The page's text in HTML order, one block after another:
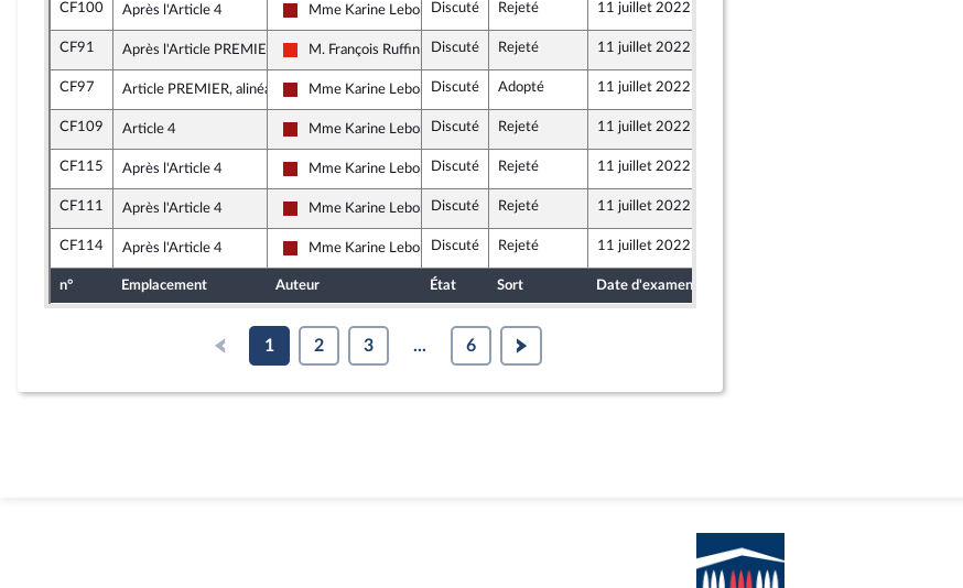
CF100 Après l'Article 4
Gauche démocrate et républicaine - NUPES
Mme Karine Lebon Discuté Rejeté 11 juillet 2022
CF91 Après l'Article PREMIER
La France insoumise - Nouvelle Union Populaire écologique et sociale
M. François Ruffin Discuté Rejeté 11 juillet 2022
CF97 Article PREMIER, alinéa 9
Gauche démocrate et républicaine - NUPES
Mme Karine Lebon Discuté Adopté 11 juillet 2022
CF109 Article 4
Gauche démocrate et républicaine - NUPES
Mme Karine Lebon Discuté Rejeté 11 juillet 2022
CF115 Après l'Article 4
Gauche démocrate et républicaine - NUPES
Mme Karine Lebon Discuté Rejeté 11 juillet 2022
CF111 Après l'Article 4
Gauche démocrate et républicaine - NUPES
Mme Karine Lebon Discuté Rejeté 11 juillet 2022
CF114 Après l'Article 4
Gauche démocrate et républicaine - NUPES
Mme Karine Lebon Discuté Rejeté 11 juillet 2022
n° Emplacement Auteur État Sort Date d'examen
1 2 3 ... 6